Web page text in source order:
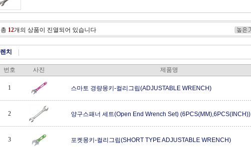
총 12개의 상품이 진열되어 있습니다
렌치
번호 사진 제품명
1 스마토 경량몽키-컬리그립(ADJUSTABLE WRENCH)
2 양구스패너 세트(Open End Wrench Set) (6PCS(MM),6PCS(INCH))
3 포켓몽키-컬리그립(SHORT TYPE ADJUSTABLE WRENCH)